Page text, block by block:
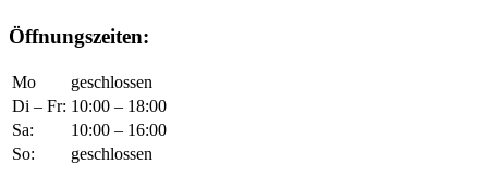
Öffnungszeiten:
Mo
geschlossen
Di – Fr: 10:00 – 18:00
Sa:
10:00 – 16:00
So:
geschlossen